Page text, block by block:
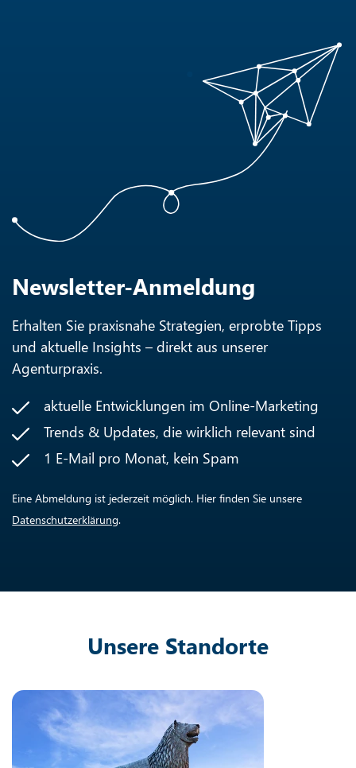
Newsletter-Anmeldung
Erhalten Sie praxisnahe Strategien, erprobte Tipps
und aktuelle Insights – direkt aus unserer
Agenturpraxis.
aktuelle Entwicklungen im Online-Marketing
Trends & Updates, die wirklich relevant sind
1 E-Mail pro Monat, kein Spam
Eine Abmeldung ist jederzeit möglich. Hier finden Sie unsere
Datenschutzerklärung.
Unsere Standorte